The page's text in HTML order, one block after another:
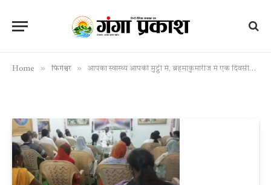
Home » फिंगेश्वर » आपका स्वास्थ्य आपकी मुट्ठी में, ब्रहमाकुमारीज में एक दिवसीय स्वास्थ्य शिविर हुआ